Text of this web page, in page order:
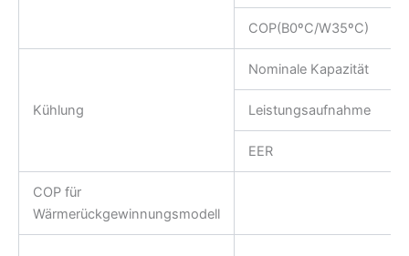
COP(B0ºC/W35ºC)
Kühlung
Nominale Kapazität
Leistungsaufnahme
EER
COP für
Wärmerückgewinnungsmodell